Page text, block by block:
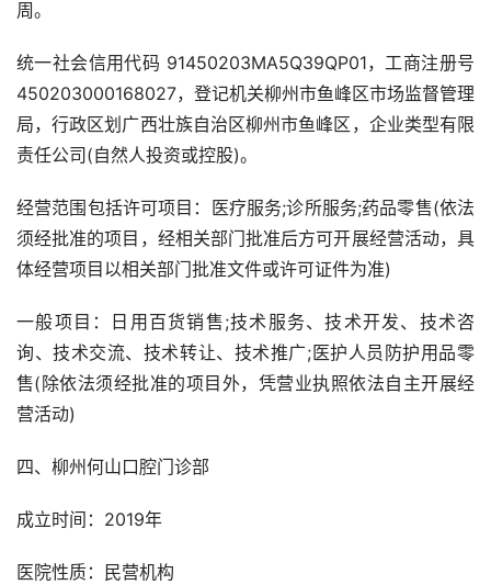
周。
统一社会信用代码 91450203MA5Q39QP01，工商注册号
450203000168027，登记机关柳州市鱼峰区市场监督管理
局，行政区划广西壮族自治区柳州市鱼峰区，企业类型有限
责任公司(自然人投资或控股)。
经营范围包括许可项目：医疗服务;诊所服务;药品零售(依法
须经批准的项目，经相关部门批准后方可开展经营活动，具
体经营项目以相关部门批准文件或许可证件为准)
一般项目：日用百货销售;技术服务、技术开发、技术咨
询、技术交流、技术转让、技术推广;医护人员防护用品零
售(除依法须经批准的项目外，凭营业执照依法自主开展经
营活动)
四、柳州何山口腔门诊部
成立时间：2019年
医院性质：民营机构